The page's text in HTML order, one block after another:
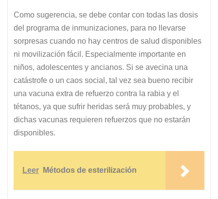
Como sugerencia, se debe contar con todas las dosis
del programa de inmunizaciones, para no llevarse
sorpresas cuando no hay centros de salud disponibles
ni movilización fácil. Especialmente importante en
niños, adolescentes y ancianos. Si se avecina una
catástrofe o un caos social, tal vez sea bueno recibir
una vacuna extra de refuerzo contra la rabia y el
tétanos, ya que sufrir heridas será muy probables, y
dichas vacunas requieren refuerzos que no estarán
disponibles.
Leer Métodos de esterilización